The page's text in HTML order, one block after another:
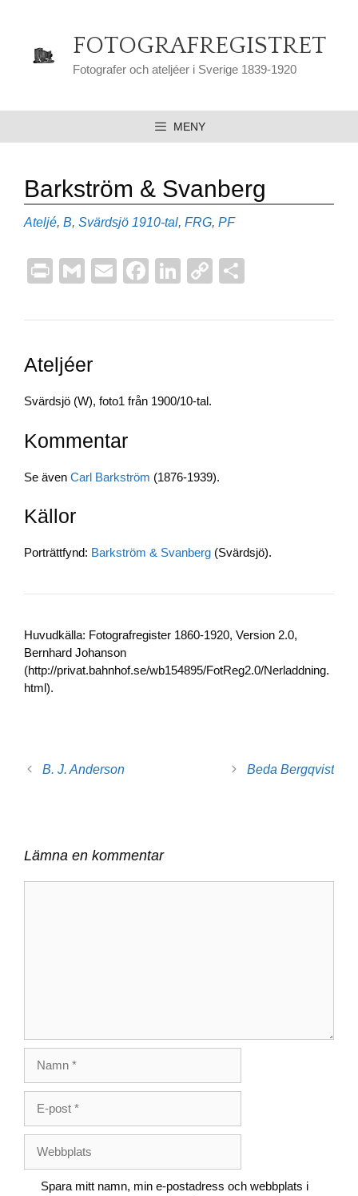
FOTOGRAFREGISTRET
Fotografer och ateljéer i Sverige 1839-1920
MENY
Barkström & Svanberg
Kategorier
Ateljé, B, Svärdsjö Etiketter
1910-tal, FRG, PF
Pr
t
G
ail
E
ail
F
c
o
Li
k
n
C
p
a
Ateljéer
Svärdsjö (W), foto1 från 1900/10-tal.
Kommentar
Se även Carl Barkström (1876-1939).
Källor
Porträttfynd: Barkström & Svanberg (Svärdsjö).
Huvudkälla: Fotografregister 1860-1920, Version 2.0,
Bernhard Johanson
(http://privat.bahnhof.se/wb154895/FotReg2.0/Nerladdning.
html).
B. J. Anderson Beda Bergqvist
Lämna en kommentar
post
Spara mitt namn, min e-postadress och webbplats i